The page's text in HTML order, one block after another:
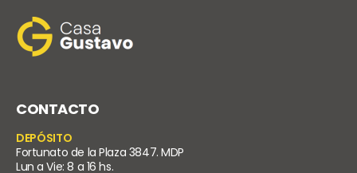
CONTACTO
DEPÓSITO
Fortunato de la Plaza 3847. MDP
Lun a Vie: 8 a 16 hs.